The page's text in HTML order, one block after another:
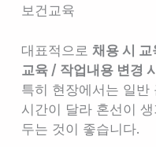
보건교육
대표적으로 채용 시
교육 / 작업내용 변경
특히 현장에서는 일반
시간이 달라 혼선이
두는 것이 좋습니다.